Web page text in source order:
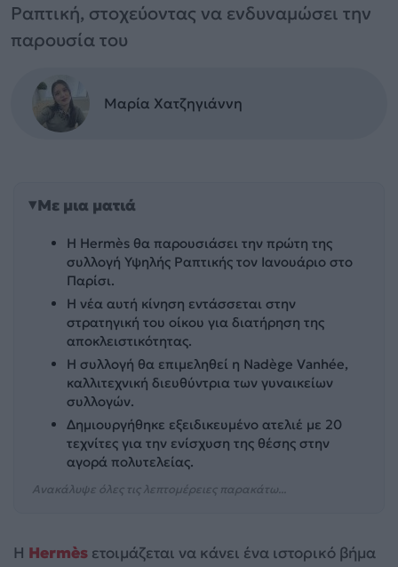
Ραπτική, στοχεύοντας να ενδυναμώσει την
παρουσία του
Μαρία Χατζηγιάννη
Με μια ματιά
Η Hermès θα παρουσιάσει την πρώτη της
συλλογή Υψηλής Ραπτικής τον Ιανουάριο στο
Παρίσι.
Η νέα αυτή κίνηση εντάσσεται στην
στρατηγική του οίκου για διατήρηση της
αποκλειστικότητας.
Η συλλογή θα επιμεληθεί η Nadège Vanhée,
καλλιτεχνική διευθύντρια των γυναικείων
συλλογών.
Δημιουργήθηκε εξειδικευμένο ατελιέ με 20
τεχνίτες για την ενίσχυση της θέσης στην
αγορά πολυτελείας.
Ανακάλυψε όλες τις λεπτομέρειες παρακάτω...
Η Hermès ετοιμάζεται να κάνει ένα ιστορικό βήμα